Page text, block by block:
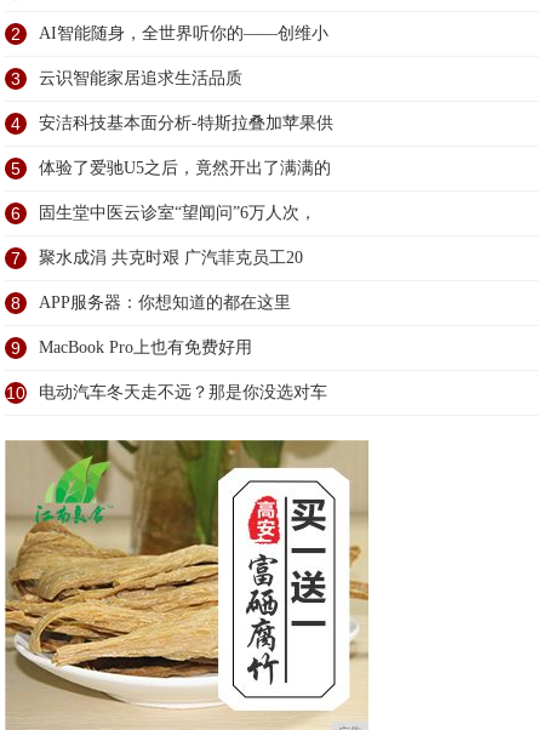
2 AI智能随身，全世界听你的——创维小
3 云识智能家居追求生活品质
4 安洁科技基本面分析-特斯拉叠加苹果供
5 体验了爱驰U5之后，竟然开出了满满的
6 固生堂中医云诊室“望闻问”6万人次，
7 聚水成涓 共克时艰 广汽菲克员工20
8 APP服务器：你想知道的都在这里
9 MacBook Pro上也有免费好用
10 电动汽车冬天走不远？那是你没选对车